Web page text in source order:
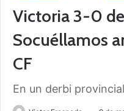
Victoria 3-0
Socuéllamos
CF
En un derbi provincial